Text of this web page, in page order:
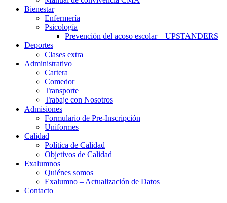
Bienestar
Enfermería
Psicología
Prevención del acoso escolar – UPSTANDERS
Deportes
Clases extra
Administrativo
Cartera
Comedor
Transporte
Trabaje con Nosotros
Admisiones
Formulario de Pre-Inscripción
Uniformes
Calidad
Política de Calidad
Objetivos de Calidad
Exalumnos
Quiénes somos
Exalumno – Actualización de Datos
Contacto